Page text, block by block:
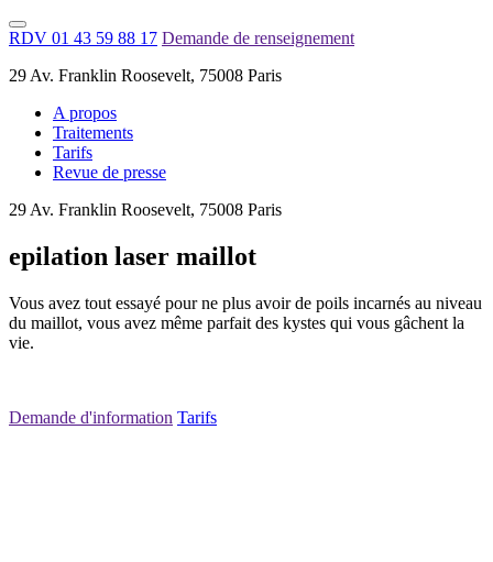
RDV 01 43 59 88 17 Demande de renseignement
29 Av. Franklin Roosevelt, 75008 Paris
A propos
Traitements
Tarifs
Revue de presse
29 Av. Franklin Roosevelt, 75008 Paris
epilation laser maillot
Vous avez tout essayé pour ne plus avoir de poils incarnés au niveau
du maillot, vous avez même parfait des kystes qui vous gâchent la
vie.
Demande d'information Tarifs